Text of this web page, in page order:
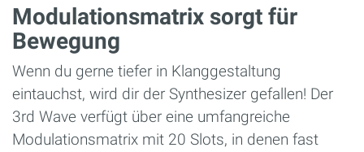
Modulationsmatrix sorgt für
Bewegung
Wenn du gerne tiefer in Klanggestaltung
eintauchst, wird dir der Synthesizer gefallen! Der
3rd Wave verfügt über eine umfangreiche
Modulationsmatrix mit 20 Slots, in denen fast